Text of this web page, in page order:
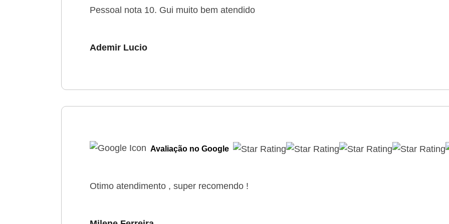
Pessoal nota 10. Gui muito bem atendido
Ademir Lucio
Avaliação no Google
Otimo atendimento , super recomendo !